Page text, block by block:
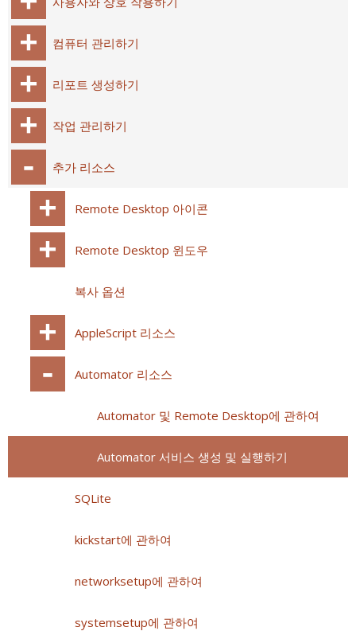
컴퓨터 관리하기
리포트 생성하기
작업 관리하기
추가 리소스
Remote Desktop 아이콘
Remote Desktop 윈도우
복사 옵션
AppleScript 리소스
Automator 리소스
Automator 및 Remote Desktop에 관하여
Automator 서비스 생성 및 실행하기
SQLite
kickstart에 관하여
networksetup에 관하여
systemsetup에 관하여